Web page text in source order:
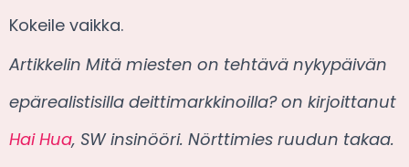
Kokeile vaikka.
Artikkelin Mitä miesten on tehtävä nykypäivän
epärealistisilla deittimarkkinoilla? on kirjoittanut
Hai Hua, SW insinööri. Nörttimies ruudun takaa.